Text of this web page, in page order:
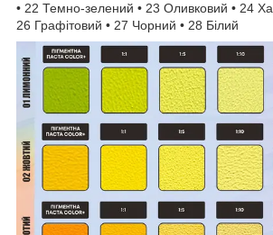
• 22 Темно-зелений • 23 Оливковий • 24
26 Графітовий • 27 Чорний • 28 Білий